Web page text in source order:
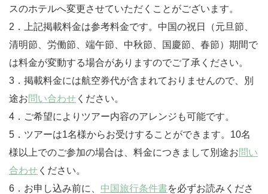
スのホテルへ変更させていただくことがございます。
2．上記掲載料金は参考料金です。中国の祝日（元旦節、
清明節、労働節、端午節、中秋節、国慶節、春節）期間で
は料金が変動する場合がありますのでご了承ください。
3．掲載料金には航空券代が含まれておりませんので、別
途お問い合わせ ください。
4．ご希望によりツアー内容のアレンジも可能です。
5．ツアーは1名様からお受けすることができます。10名
様以上でのご参加の場合は、料金につきまして別途お問い
合わせ ください。
6．お申し込み前に、 中国旅行条件書を必ずお読みくださ